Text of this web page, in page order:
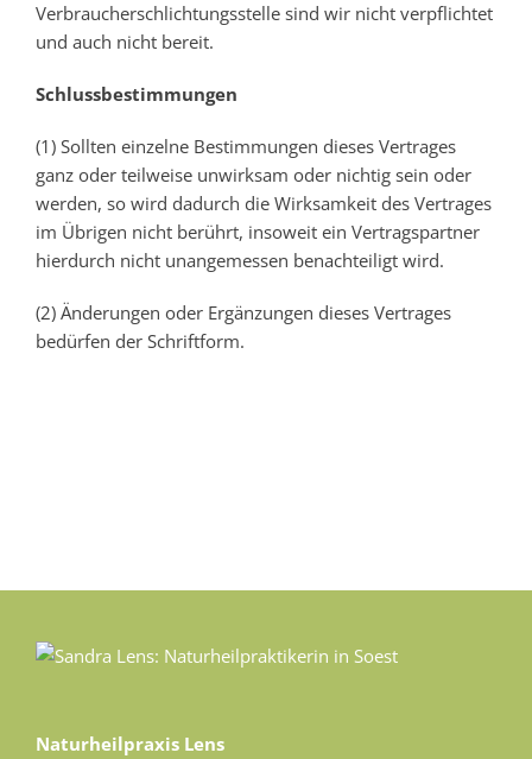
Verbraucherschlichtungsstelle sind wir nicht verpflichtet
und auch nicht bereit.
Schlussbestimmungen
(1) Sollten einzelne Bestimmungen dieses Vertrages
ganz oder teilweise unwirksam oder nichtig sein oder
werden, so wird dadurch die Wirksamkeit des Vertrages
im Übrigen nicht berührt, insoweit ein Vertragspartner
hierdurch nicht unangemessen benachteiligt wird.
(2) Änderungen oder Ergänzungen dieses Vertrages
bedürfen der Schriftform.
Naturheilpraxis Lens